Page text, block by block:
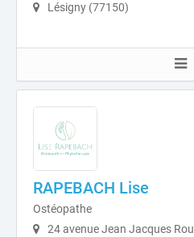
Lésigny (77150)
RAPEBACH Lise
Ostéopathe
24 avenue Jean Jacques